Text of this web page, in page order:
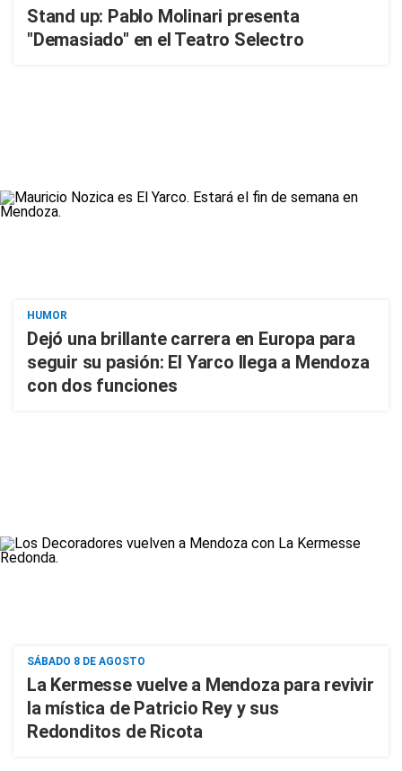
Stand up: Pablo Molinari presenta
"Demasiado" en el Teatro Selectro
HUMOR
Dejó una brillante carrera en Europa para
seguir su pasión: El Yarco llega a Mendoza
con dos funciones
SÁBADO 8 DE AGOSTO
La Kermesse vuelve a Mendoza para revivir
la mística de Patricio Rey y sus
Redonditos de Ricota